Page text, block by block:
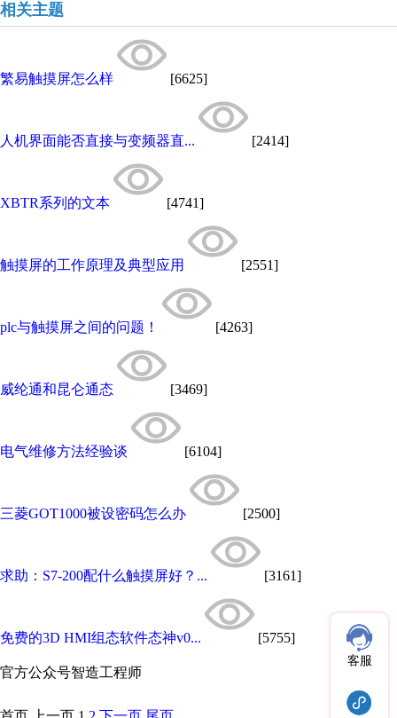
相关主题
繁易触摸屏怎么样 [6625]
人机界面能否直接与变频器直... [2414]
XBTR系列的文本 [4741]
触摸屏的工作原理及典型应用 [2551]
plc与触摸屏之间的问题！ [4263]
威纶通和昆仑通态 [3469]
电气维修方法经验谈 [6104]
三菱GOT1000被设密码怎么办 [2500]
求助：S7-200配什么触摸屏好？... [3161]
免费的3D HMI组态软件态神v0... [5755]
官方公众号智造工程师
客服